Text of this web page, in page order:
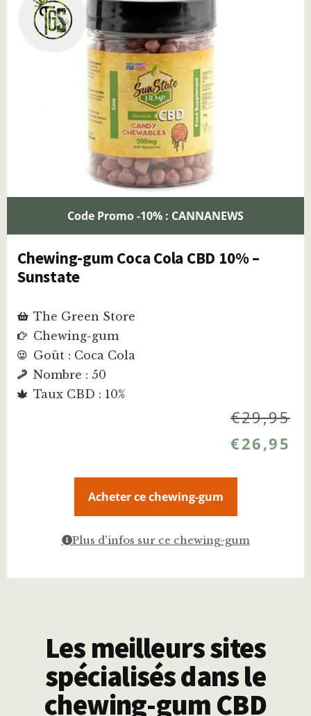
Code Promo -10% : CANNANEWS
Chewing-gum Coca Cola CBD 10% –
Sunstate
The Green Store
Chewing-gum
Goût : Coca Cola
Nombre : 50
Taux CBD : 10%
€29,95
€26,95
Acheter ce chewing-gum
Plus d'infos sur ce chewing-gum
Les meilleurs sites
spécialisés dans le
chewing-gum CBD